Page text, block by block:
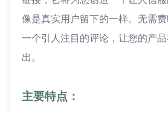
像是真实用户留下的一样。无需
一个引人注目的评论，让您的产
出。
主要特点：